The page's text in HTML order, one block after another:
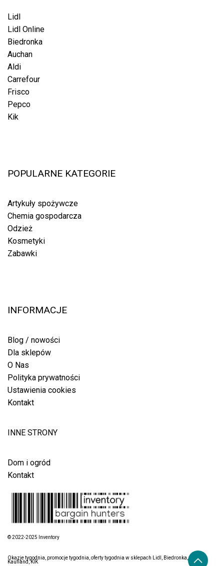
Lidl
Lidl Online
Biedronka
Auchan
Aldi
Carrefour
Frisco
Pepco
Kik
POPULARNE KATEGORIE
Artykuły spożywcze
Chemia gospodarcza
Odzież
Kosmetyki
Zabawki
INFORMACJE
Blog / nowości
Dla sklepów
O Nas
Polityka prywatności
Ustawienia cookies
Kontakt
INNE STRONY
Dom i ogród
Kontakt
© 2022-2025 Inventory
Okazje tygodnia, promocje tygodnia, oferty tygodnia w sklepach Lidl, Biedronka, Aldi,
Kaufland, KIK